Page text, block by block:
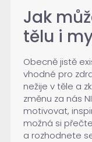
Jak
tělu i
Obecně jistě
vhodné pro
nežije v těle a
změnu za nás
motivovat,
možná si
a rozhodnete